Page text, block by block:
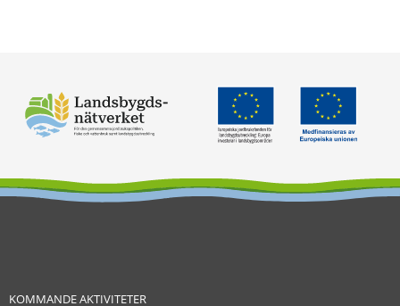
KOMMANDE AKTIVITETER